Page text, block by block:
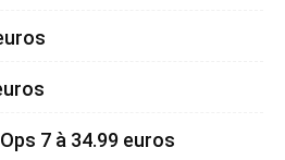
7 à 34.99 euros